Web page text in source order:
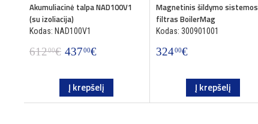
Akumuliacinė talpa NAD100V1
(su izoliacija)
Kodas: NAD100V1
61200€ 43700€
Į krepšelį
Magnetinis šildymo sistemos
filtras BoilerMag
Kodas: 300901001
32400€
Į krepšelį